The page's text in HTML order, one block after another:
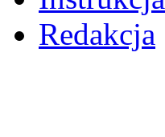
Redakcja